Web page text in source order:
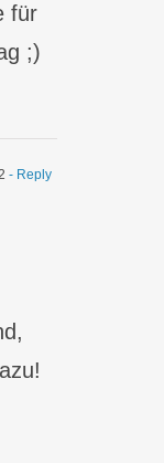
für
;)
- Reply